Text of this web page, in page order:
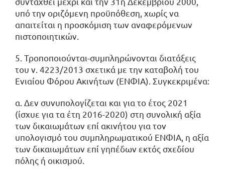
υπό την οριζόμενη προϋπόθεση, χωρίς να
απαιτείται η προσκόμιση των αναφερόμενων
πιστοποιητικών.
5. Τροποποιούνται-συμπληρώνονται διατάξεις
του ν. 4223/2013 σχετικά με την καταβολή του
Ενιαίου Φόρου Ακινήτων (ΕΝΦΙΑ). Συγκεκριμένα:
α. Δεν συνυπολογίζεται και για το έτος 2021
(ίσχυε για τα έτη 2016-2020) στη συνολική αξία
των δικαιωμάτων επί ακινήτου για τον
υπολογισμό του συμπληρωματικού ΕΝΦΙΑ, η αξία
των δικαιωμάτων επί γηπέδων εκτός σχεδίου
πόλης ή οικισμού.